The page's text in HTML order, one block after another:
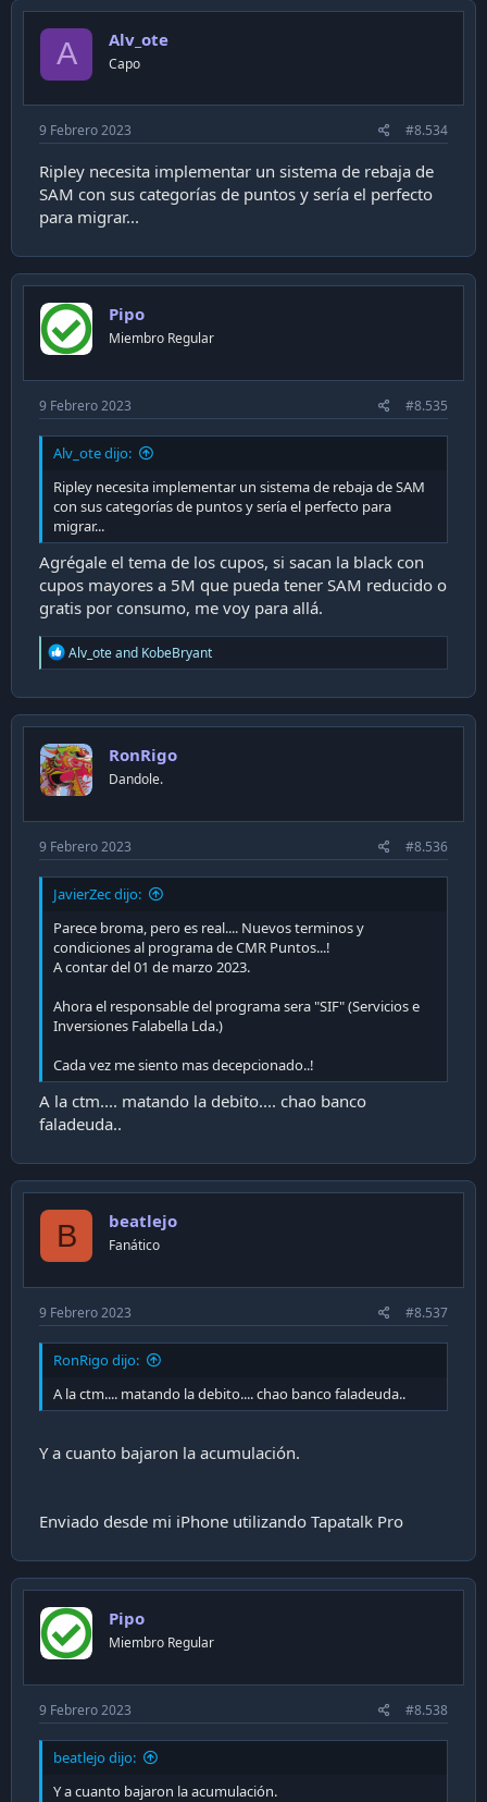
A Alv_ote
Capo
9 Febrero 2023 #8.534
Ripley necesita implementar un sistema de rebaja de
SAM con sus categorías de puntos y sería el perfecto
para migrar...
Pipo
Miembro Regular
9 Febrero 2023 #8.535
Alv_ote dijo:
Ripley necesita implementar un sistema de rebaja de SAM
con sus categorías de puntos y sería el perfecto para
migrar...
Agrégale el tema de los cupos, si sacan la black con
cupos mayores a 5M que pueda tener SAM reducido o
gratis por consumo, me voy para allá.
R
e
c
t
o
n
s
Alv_oteand KobeBryant
RonRigo
Dandole.
9 Febrero 2023 #8.536
JavierZec dijo:
Parece broma, pero es real.... Nuevos terminos y
condiciones al programa de CMR Puntos...!
A contar del 01 de marzo 2023.
Ahora el responsable del programa sera "SIF" (Servicios e
Inversiones Falabella Lda.)
Cada vez me siento mas decepcionado..!
A la ctm.... matando la debito.... chao banco
faladeuda..
B beatlejo
Fanático
9 Febrero 2023 #8.537
RonRigo dijo:
A la ctm.... matando la debito.... chao banco faladeuda..
Y a cuanto bajaron la acumulación.
Enviado desde mi iPhone utilizando Tapatalk Pro
Pipo
Miembro Regular
9 Febrero 2023 #8.538
beatlejo dijo:
Y a cuanto bajaron la acumulación.